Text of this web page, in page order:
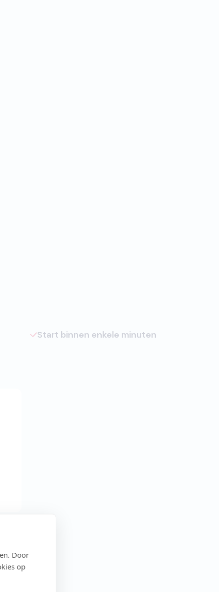
Door
op
Start binnen enkele minuten